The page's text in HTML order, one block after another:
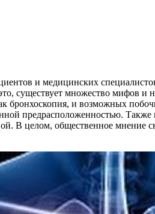
и медицинских
существует множество мифов
бронхоскопия, и возможных
предрасположенностью.
В целом, общественное мнение